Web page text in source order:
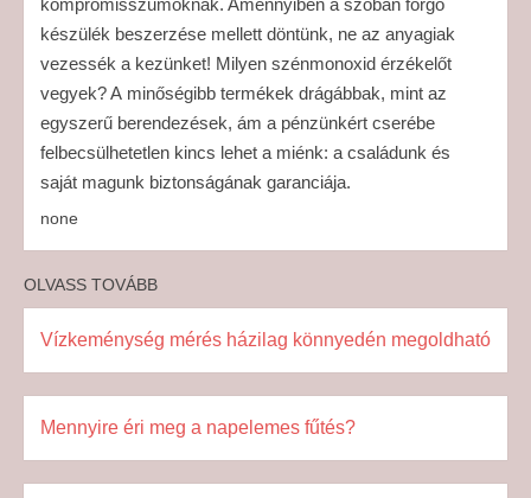
készülék beszerzése mellett döntünk, ne az anyagiak
vezessék a kezünket! Milyen szénmonoxid érzékelőt
vegyek? A minőségibb termékek drágábbak, mint az
egyszerű berendezések, ám a pénzünkért cserébe
felbecsülhetetlen kincs lehet a miénk: a családunk és
saját magunk biztonságának garanciája.
none
OLVASS TOVÁBB
Vízkeménység mérés házilag könnyedén megoldható
Mennyire éri meg a napelemes fűtés?